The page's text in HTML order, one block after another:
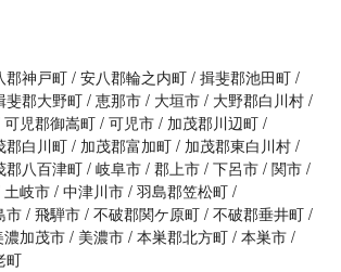
郡神戸町 安八郡輪之内町 揖斐郡池田町
斐郡大野町 恵那市 大垣市
大野郡白川村
可児郡御嵩町 可児市
加茂郡川辺町
郡白川町 加茂郡富加町
加茂郡東白川村
郡八百津町 岐阜市 郡上市 下呂市 関市
土岐市 中津川市 羽島郡笠松町
市 飛騨市 不破郡関ケ原町 不破郡垂井町
濃加茂市 美濃市 本巣郡北方町 本巣市
町